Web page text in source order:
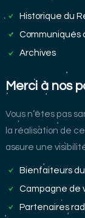
Historique du
Communiqués
Archives
Merci à nos
Vous n’êtes pas
la réalisation de
assure une
Bienfaiteurs
Campagne de
Partenaires